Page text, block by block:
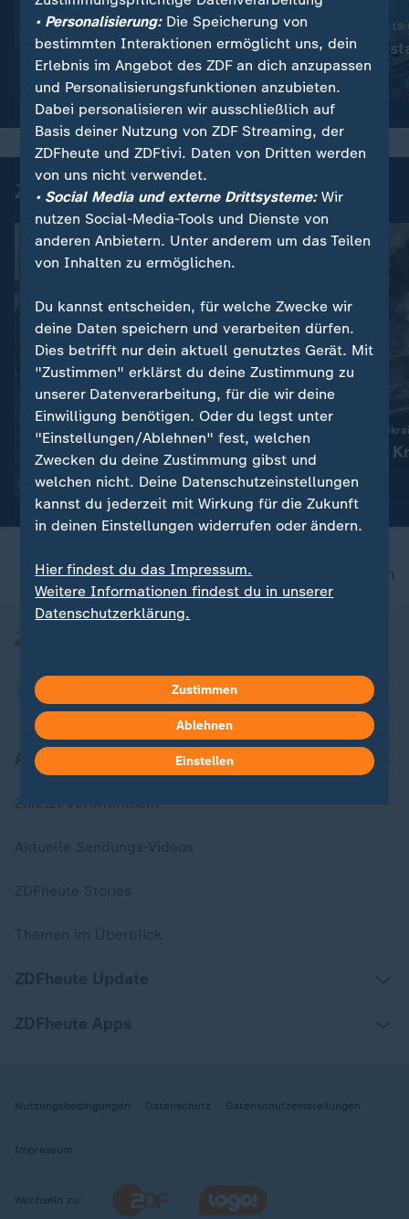
Nachrichten | heute 19:00 Uhr
Trotz Krieg:
Leihmutterschaft in der
Ukraine
Nachrichten | heute
Schwimmbad
Video
Zuletzt auf ZDFheute veröffentlicht
FAQ
Krise in Ceuta :
Wie junge Geflüchtete zur
Verhandlungsmasse werden
mit Video 2:37
Russland greift die
Aktuelles zum
Ukraine
nach oben
Aktuell bei ZDFheute
Zuletzt veröffentlicht
Nutzungsbedingungen Datenschutz Datenschutzeinstellungen
Impressum
Wechseln zu:
• Personalisierung:Die Speicherung von
bestimmten Interaktionen ermöglicht uns, dein
Erlebnis im Angebot des ZDF an dich anzupassen
und Personalisierungsfunktionen anzubieten.
Dabei personalisieren wir ausschließlich auf
Basis deiner Nutzung von ZDF Streaming, der
ZDFheute und ZDFtivi. Daten von Dritten werden
von uns nicht verwendet.
• Social Media und externe Drittsysteme:Wir
nutzen Social-Media-Tools und Dienste von
anderen Anbietern. Unter anderem um das Teilen
von Inhalten zu ermöglichen.
Du kannst entscheiden, für welche Zwecke wir
deine Daten speichern und verarbeiten dürfen.
Dies betrifft nur dein aktuell genutztes Gerät. Mit
"Zustimmen" erklärst du deine Zustimmung zu
unserer Datenverarbeitung, für die wir deine
Einwilligung benötigen. Oder du legst unter
"Einstellungen/Ablehnen" fest, welchen
Zwecken du deine Zustimmung gibst und
welchen nicht. Deine Datenschutzeinstellungen
kannst du jederzeit mit Wirkung für die Zukunft
in deinen Einstellungen widerrufen oder ändern.
Hier findest du das Impressum.
Weitere Informationen findest du in unserer
Datenschutzerklärung.
Zustimmen
Ablehnen
Einstellen